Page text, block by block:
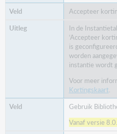
Accepteer
In de
‘Accepteer
is
worden
instantie wordt
Voor meer
Kortingskaart.
Gebruik
Vanaf versie